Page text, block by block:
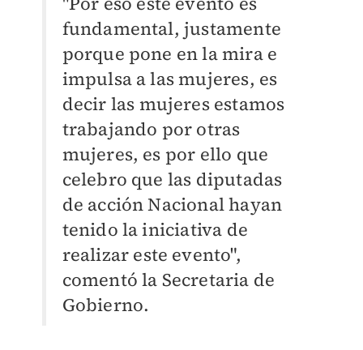
fundamental, justamente
porque pone en la mira e
impulsa a las mujeres, es
decir las mujeres estamos
trabajando por otras
mujeres, es por ello que
celebro que las diputadas
de acción Nacional hayan
tenido la iniciativa de
realizar este evento",
comentó la Secretaria de
Gobierno.